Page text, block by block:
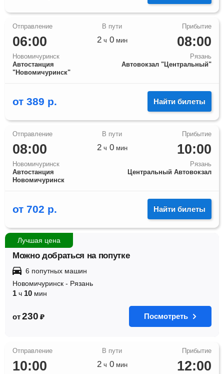
06:00
Новомичуринск
Автостанция
"Новомичуринск"
08:00
Рязань
Автовокзал "Центральный"
2ч 0мин
от 389 р. Найти билеты
08:00
Новомичуринск
Автостанция
Новомичуринск
10:00
Рязань
Центральный Автовокзал
2ч 0мин
от 702 р. Найти билеты
Лучшая цена
Можно добраться на попутке
6 попутных машин
Новомичуринск - Рязань
1 ч 10 мин
от 230 ₽ Посмотреть
10:00 12:00
2ч 0мин